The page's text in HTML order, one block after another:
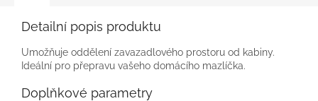
Detailní popis produktu
Umožňuje oddělení zavazadlového prostoru od kabiny.
Ideální pro přepravu vašeho domácího mazlíčka.
Doplňkové parametry